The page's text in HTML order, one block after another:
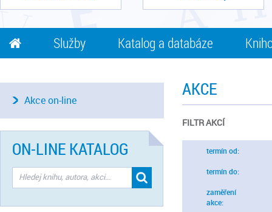
Služby Katalog a databáze
AKCE
FILTR AKCÍ
termín od:
termín do:
zaměření
akce:
Akce on-line
ON-LINE KATALOG